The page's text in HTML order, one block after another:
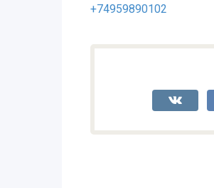
+74959890102